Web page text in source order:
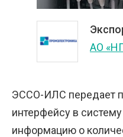
АО
ЭССО-ИЛС передает
интерфейсу в
информацию о